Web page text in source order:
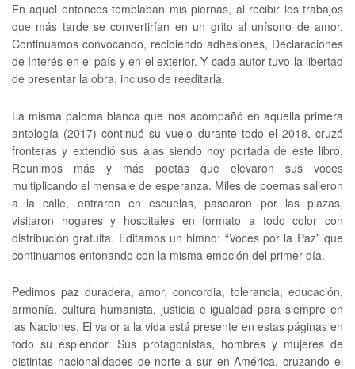
En aquel entonces temblaban mis piernas, al recibir los trabajos
que más tarde se convertirían en un grito al unísono de amor.
Continuamos convocando, recibiendo adhesiones, Declaraciones
de Interés en el país y en el exterior. Y cada autor tuvo la libertad
de presentar la obra, incluso de reeditarla.
La misma paloma blanca que nos acompañó en aquella primera
antología (2017) continuó su vuelo durante todo el 2018, cruzó
fronteras y extendió sus alas siendo hoy portada de este libro.
Reunimos más y más poetas que elevaron sus voces
multiplicando el mensaje de esperanza. Miles de poemas salieron
a la calle, entraron en escuelas, pasearon por las plazas,
visitaron hogares y hospitales en formato a todo color con
distribución gratuita. Editamos un himno: “Voces por la Paz” que
continuamos entonando con la misma emoción del primer día.
Pedimos paz duradera, amor, concordia, tolerancia, educación,
armonía, cultura humanista, justicia e igualdad para siempre en
las Naciones. El valor a la vida está presente en estas páginas en
todo su esplendor. Sus protagonistas, hombres y mujeres de
distintas nacionalidades de norte a sur en América, cruzando el